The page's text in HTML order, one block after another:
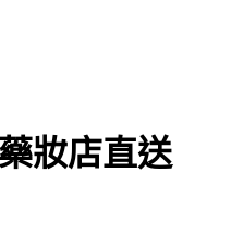
妝店直送